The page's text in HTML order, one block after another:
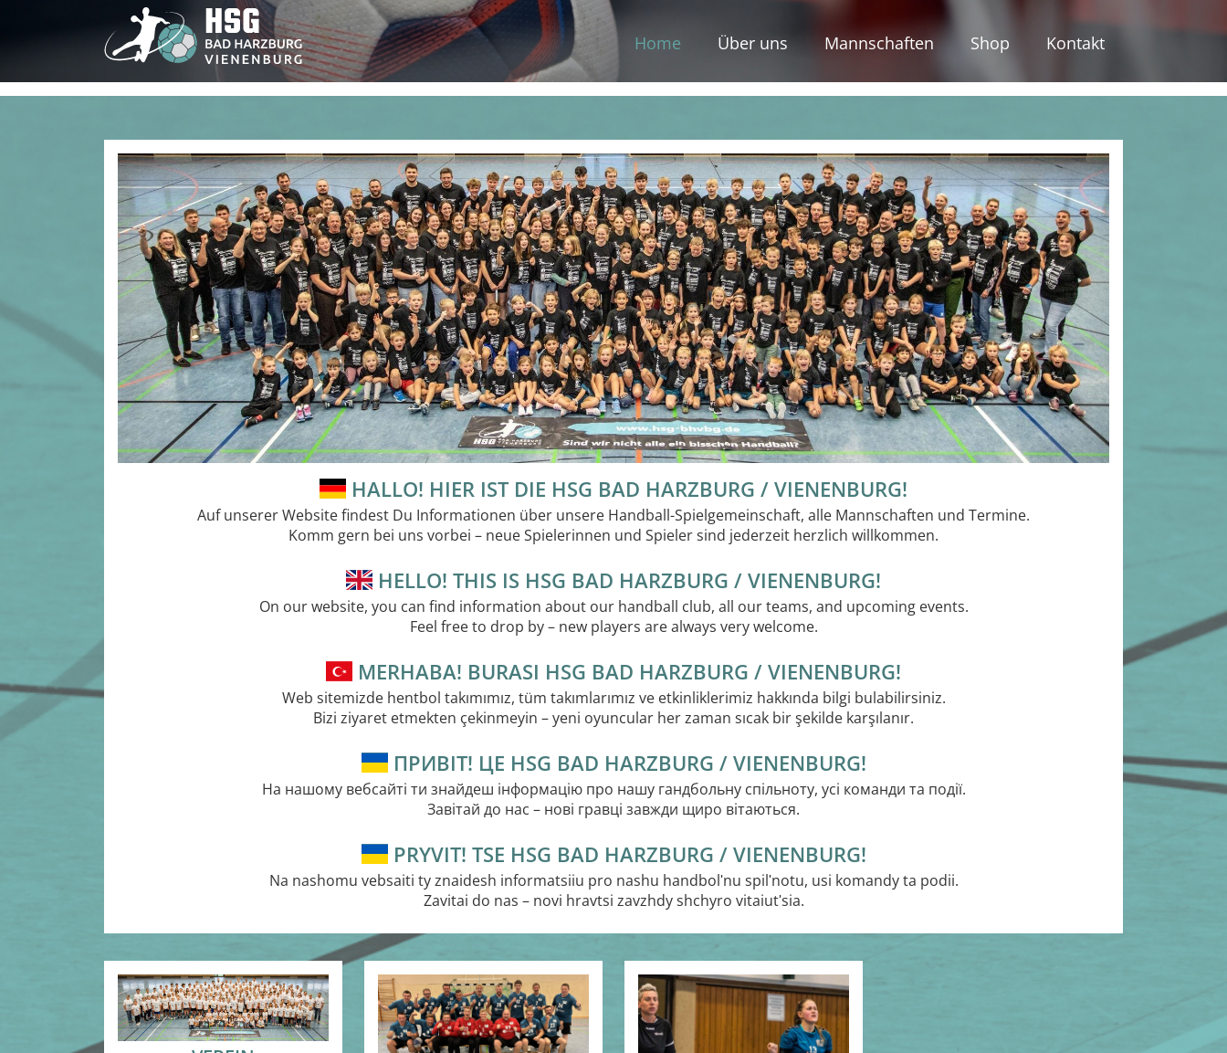
Home Über uns Mannschaften Shop Kontakt
HALLO! HIER IST DIE HSG BAD HARZBURG / VIENENBURG!
Auf unserer Website findest Du Informationen über unsere Handball-Spielgemeinschaft, alle Mannschaften und Termine.
Komm gern bei uns vorbei – neue Spielerinnen und Spieler sind jederzeit herzlich willkommen.
HELLO! THIS IS HSG BAD HARZBURG / VIENENBURG!
On our website, you can find information about our handball club, all our teams, and upcoming events.
Feel free to drop by – new players are always very welcome.
MERHABA! BURASI HSG BAD HARZBURG / VIENENBURG!
Web sitemizde hentbol takımımız, tüm takımlarımız ve etkinliklerimiz hakkında bilgi bulabilirsiniz.
Bizi ziyaret etmekten çekinmeyin – yeni oyuncular her zaman sıcak bir şekilde karşılanır.
ПРИВІТ! ЦЕ HSG BAD HARZBURG / VIENENBURG!
На нашому вебсайті ти знайдеш інформацію про нашу гандбольну спільноту, усі команди та події.
Завітай до нас – нові гравці завжди щиро вітаються.
PRYVIT! TSE HSG BAD HARZBURG / VIENENBURG!
Na nashomu vebsaiti ty znaidesh informatsiiu pro nashu handbolʹnu spilʹnotu, usi komandy ta podii.
Zavitai do nas – novi hravtsi zavzhdy shchyro vitaiutʹsia.